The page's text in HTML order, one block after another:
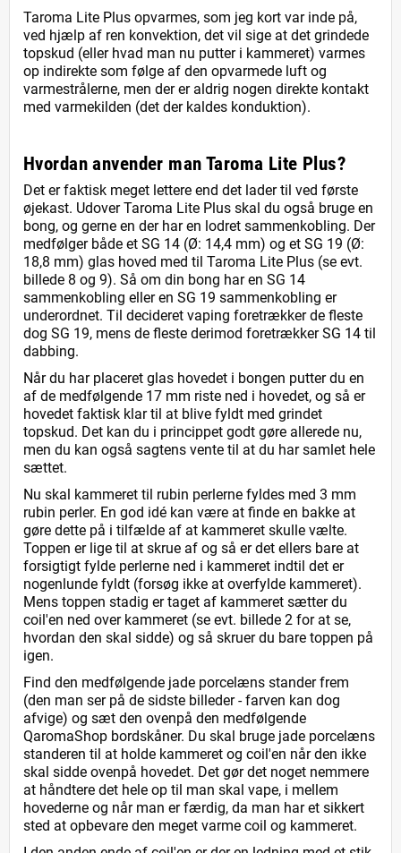
Taroma Lite Plus opvarmes, som jeg kort var inde på,
ved hjælp af ren konvektion, det vil sige at det grindede
topskud (eller hvad man nu putter i kammeret) varmes
op indirekte som følge af den opvarmede luft og
varmestrålerne, men der er aldrig nogen direkte kontakt
med varmekilden (det der kaldes konduktion).
Hvordan anvender man Taroma Lite Plus?
Det er faktisk meget lettere end det lader til ved første
øjekast. Udover Taroma Lite Plus skal du også bruge en
bong, og gerne en der har en lodret sammenkobling. Der
medfølger både et SG 14 (Ø: 14,4 mm) og et SG 19 (Ø:
18,8 mm) glas hoved med til Taroma Lite Plus (se evt.
billede 8 og 9). Så om din bong har en SG 14
sammenkobling eller en SG 19 sammenkobling er
underordnet. Til decideret vaping foretrækker de fleste
dog SG 19, mens de fleste derimod foretrækker SG 14 til
dabbing.
Når du har placeret glas hovedet i bongen putter du en
af de medfølgende 17 mm riste ned i hovedet, og så er
hovedet faktisk klar til at blive fyldt med grindet
topskud. Det kan du i princippet godt gøre allerede nu,
men du kan også sagtens vente til at du har samlet hele
sættet.
Nu skal kammeret til rubin perlerne fyldes med 3 mm
rubin perler. En god idé kan være at finde en bakke at
gøre dette på i tilfælde af at kammeret skulle vælte.
Toppen er lige til at skrue af og så er det ellers bare at
forsigtigt fylde perlerne ned i kammeret indtil det er
nogenlunde fyldt (forsøg ikke at overfylde kammeret).
Mens toppen stadig er taget af kammeret sætter du
coil'en ned over kammeret (se evt. billede 2 for at se,
hvordan den skal sidde) og så skruer du bare toppen på
igen.
Find den medfølgende jade porcelæns stander frem
(den man ser på de sidste billeder - farven kan dog
afvige) og sæt den ovenpå den medfølgende
QaromaShop bordskåner. Du skal bruge jade porcelæns
standeren til at holde kammeret og coil'en når den ikke
skal sidde ovenpå hovedet. Det gør det noget nemmere
at håndtere det hele op til man skal vape, i mellem
hovederne og når man er færdig, da man har et sikkert
sted at opbevare den meget varme coil og kammeret.